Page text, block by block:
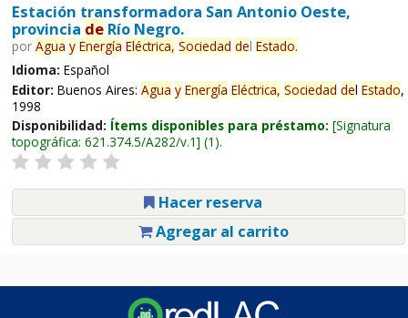
Estación transformadora San Antonio Oeste,
provincia deRío Negro.
por Agua y Energía Eléctrica, Sociedad del Estado.
Idioma: Español
Editor: Buenos Aires: Agua y Energía Eléctrica, Sociedad del Estado,
1998
Disponibilidad: Ítems disponibles para préstamo: Signatura
topográfica: 621.374.5/A282/v.1 (1).
Hacer reserva
Agregar al carrito